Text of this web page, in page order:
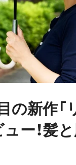
目の新作
ー！髪